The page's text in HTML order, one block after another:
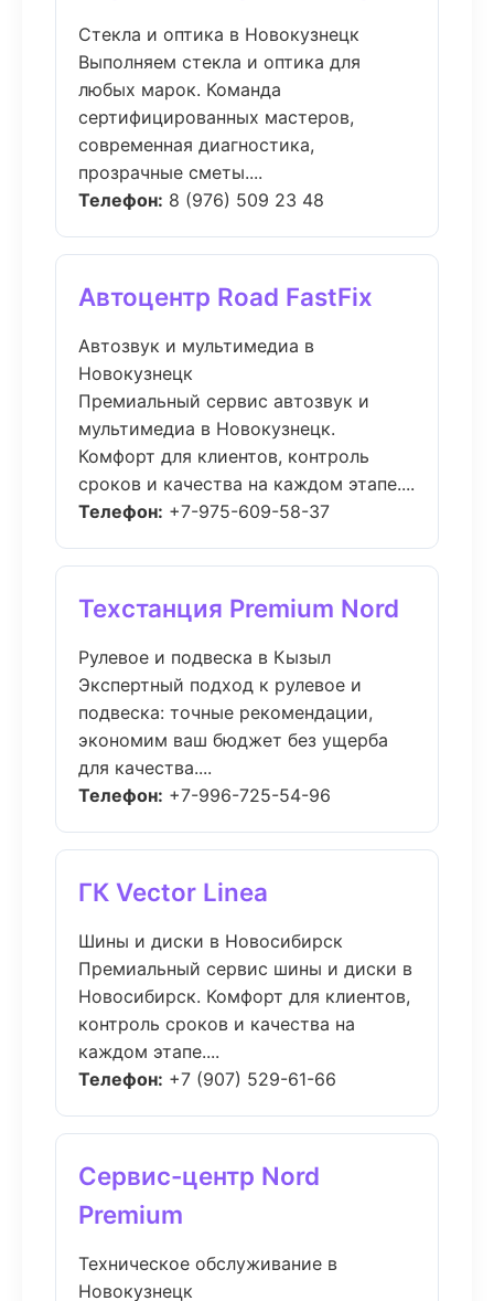
Стекла и оптика в Новокузнецк
Выполняем стекла и оптика для
любых марок. Команда
сертифицированных мастеров,
современная диагностика,
прозрачные сметы....
Телефон: 8 (976) 509 23 48
Автоцентр Road FastFix
Автозвук и мультимедиа в
Новокузнецк
Премиальный сервис автозвук и
мультимедиа в Новокузнецк.
Комфорт для клиентов, контроль
сроков и качества на каждом этапе....
Телефон: +7-975-609-58-37
Техстанция Premium Nord
Рулевое и подвеска в Кызыл
Экспертный подход к рулевое и
подвеска: точные рекомендации,
экономим ваш бюджет без ущерба
для качества....
Телефон: +7-996-725-54-96
ГК Vector Linea
Шины и диски в Новосибирск
Премиальный сервис шины и диски в
Новосибирск. Комфорт для клиентов,
контроль сроков и качества на
каждом этапе....
Телефон: +7 (907) 529-61-66
Сервис-центр Nord
Premium
Техническое обслуживание в
Новокузнецк